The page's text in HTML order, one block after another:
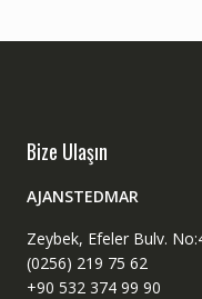
Bize Ulaşın
AJANSTEDMAR
Zeybek, Efeler Bulv.
(0256) 219 75 62
+90 532 374 99 90